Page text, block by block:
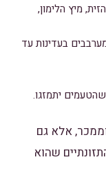
מיץ הלימון,
בעדינות עד
יתמזגו.
אלא גם
שהוא